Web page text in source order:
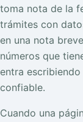
toma nota de la
trámites con
en una nota
números que
entra
confiable.
Cuando una